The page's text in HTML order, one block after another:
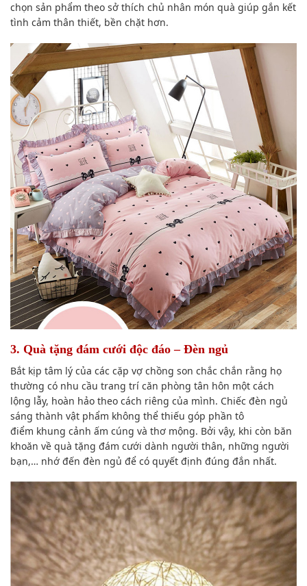
chọn sản phẩm theo sở thích chủ nhân món quà giúp gắn kết
tình cảm thân thiết, bền chặt hơn.
3. Quà tặng đám cưới độc đáo – Đèn ngủ
Bắt kịp tâm lý của các cặp vợ chồng son chắc chắn rằng họ
thường có nhu cầu trang trí căn phòng tân hôn một cách
lộng lẫy, hoàn hảo theo cách riêng của mình. Chiếc đèn ngủ
sáng thành vật phẩm không thể thiếu góp phần tô
điểm khung cảnh ấm cúng và thơ mộng. Bởi vậy, khi còn băn
khoăn về quà tặng đám cưới dành người thân, những người
bạn,… nhớ đến đèn ngủ để có quyết định đúng đắn nhất.